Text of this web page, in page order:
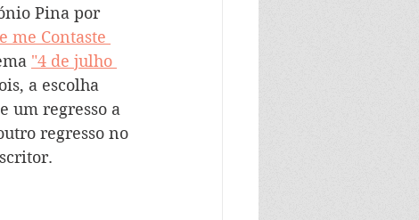
Pina por
me Contaste
"4 de julho
a escolha
um regresso a
regresso no